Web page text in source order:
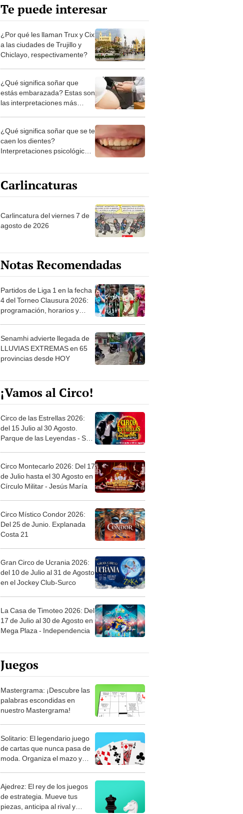
Te puede interesar
¿Por qué les llaman Trux y Cix
a las ciudades de Trujillo y
Chiclayo, respectivamente?
¿Qué significa soñar que
estás embarazada? Estas son
las interpretaciones más
¿Qué significa soñar que se te
caen los dientes?
Interpretaciones psicológicas
Carlincaturas
Carlincatura del viernes 7 de
agosto de 2026
Notas Recomendadas
Partidos de Liga 1 en la fecha
4 del Torneo Clausura 2026:
programación, horarios y
Senamhi advierte llegada de
LLUVIAS EXTREMAS en 65
provincias desde HOY
¡Vamos al Circo!
Circo de las Estrellas 2026:
del 15 Julio al 30 Agosto.
Parque de las Leyendas - San
Circo Montecarlo 2026: Del 17
de Julio hasta el 30 Agosto en
Círculo Militar - Jesús María
Circo Místico Condor 2026:
Del 25 de Junio. Explanada
Costa 21
Gran Circo de Ucrania 2026:
del 10 de Julio al 31 de Agosto
en el Jockey Club-Surco
La Casa de Timoteo 2026: Del
17 de Julio al 30 de Agosto en
Mega Plaza - Independencia
Juegos
Mastergrama: ¡Descubre las
palabras escondidas en
nuestro Mastergrama!
Solitario: El legendario juego
de cartas que nunca pasa de
moda. Organiza el mazo y
Ajedrez: El rey de los juegos
de estrategia. Mueve tus
piezas, anticipa al rival y